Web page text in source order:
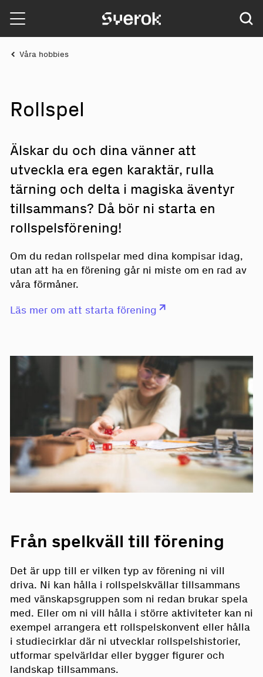
Sverok
Våra hobbies
Rollspel
Älskar du och dina vänner att
utveckla era egen karaktär, rulla
tärning och delta i magiska äventyr
tillsammans? Då bör ni starta en
rollspelsförening!
Om du redan rollspelar med dina kompisar idag,
utan att ha en förening går ni miste om en rad av
våra förmåner.
Läs mer om att starta förening
Från spelkväll till förening
Det är upp till er vilken typ av förening ni vill
driva. Ni kan hålla i rollspelskvällar tillsammans
med vänskapsgruppen som ni redan brukar spela
med. Eller om ni vill hålla i större aktiviteter kan ni
exempel arrangera ett rollspelskonvent eller hålla
i studiecirklar där ni utvecklar rollspelshistorier,
utformar spelvärldar eller bygger figurer och
landskap tillsammans.